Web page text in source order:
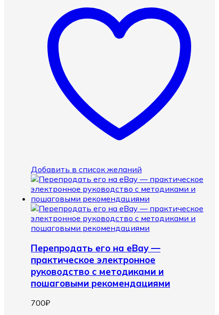
Добавить в список желаний
Перепродать его на eBay —
практическое электронное
руководство с методиками и
пошаговыми рекомендациями
700₽